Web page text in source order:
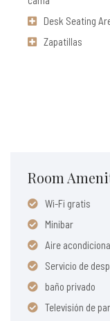
Desk Seating
Zapatillas
Room
Wi-Fi gratis
Minibar
Aire
Servicio de
baño privado
Televisión de